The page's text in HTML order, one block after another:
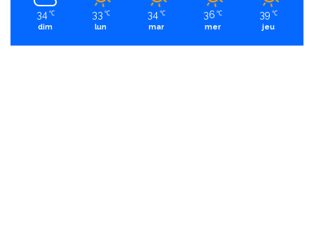
34 ℃
dim
33 ℃
lun
34 ℃
mar
36 ℃
mer
39 ℃
jeu